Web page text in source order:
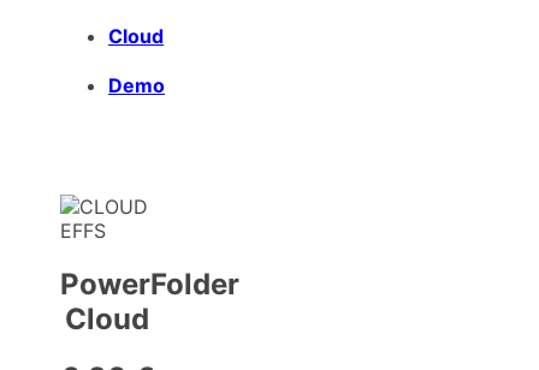
Cloud
Demo
PowerFolder
Cloud